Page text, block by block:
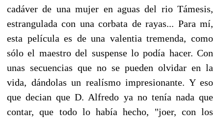
cadáver de una mujer en aguas del rio Támesis,
estrangulada con una corbata de rayas... Para mí,
esta película es de una valentia tremenda, como
sólo el maestro del suspense lo podía hacer. Con
unas secuencias que no se pueden olvidar en la
vida, dándolas un realísmo impresionante. Y eso
que decian que D. Alfredo ya no tenía nada que
contar, que todo lo había hecho, "joer, con los